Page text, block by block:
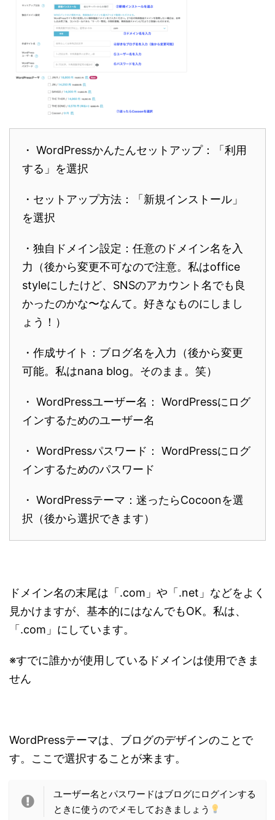
・ WordPressかんたんセットアップ：「利用
する」を選択
・セットアップ方法：「新規インストール」
を選択
・独自ドメイン設定：任意のドメイン名を入
力（後から変更不可なので注意。私はoffice
styleにしたけど、SNSのアカウント名でも良
かったのかな〜なんて。好きなものにしまし
ょう！）
・作成サイト：ブログ名を入力（後から変更
可能。私はnana blog。そのまま。笑）
・ WordPressユーザー名： WordPressにログ
インするためのユーザー名
・ WordPressパスワード： WordPressにログ
インするためのパスワード
・ WordPressテーマ：迷ったらCocoonを選
択（後から選択できます）
ドメイン名の末尾は「.com」や「.net」などをよく
見かけますが、基本的にはなんでもOK。私は、
「.com」にしています。
※すでに誰かが使用しているドメインは使用できま
せん
WordPressテーマは、ブログのデザインのことで
す。ここで選択することが来ます。
ユーザー名とパスワードはブログにログインする
ときに使うのでメモしておきましょう